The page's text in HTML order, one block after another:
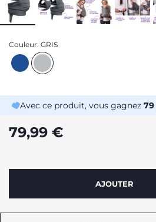
Couleur: GRIS
Avec ce produit, vous gagnez 79
79,99 €
AJOUTER